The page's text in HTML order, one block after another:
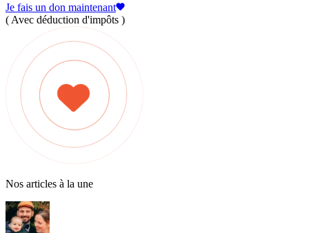
Je fais un don maintenant
( Avec déduction d'impôts )
Nos articles à la une